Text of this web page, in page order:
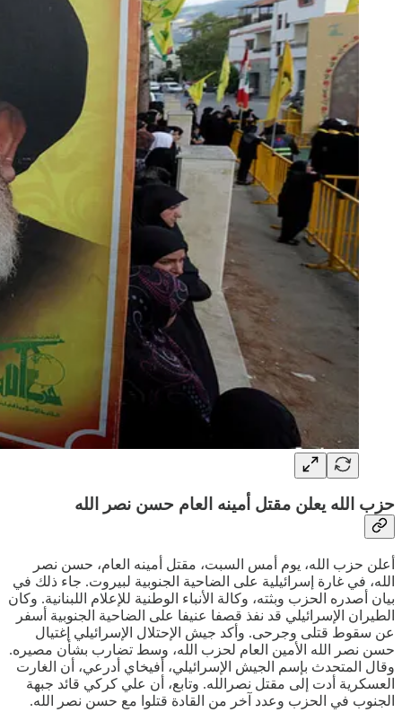
حزب الله يعلن مقتل أمينه العام حسن نصر الله
أعلن حزب الله، يوم أمس السبت، مقتل أمينه العام، حسن نصر
الله، في غارة إسرائيلية على الضاحية الجنوبية لبيروت. جاء ذلك في
بيان أصدره الحزب وبثته، وكالة الأنباء الوطنية للإعلام اللبنانية. وكان
الطيران الإسرائيلي قد نفذ قصفا عنيفا على الضاحية الجنوبية أسفر
عن سقوط قتلى وجرحى. وأكد جيش الإحتلال الإسرائيلي إغتيال
حسن نصر الله الأمين العام لحزب الله، وسط تضارب بشأن مصيره.
وقال المتحدث بإسم الجيش الإسرائيلي، أفيخاي أدرعي، أن الغارت
العسكرية أدت إلى مقتل نصرالله. وتابع، أن علي كركي قائد جبهة
الجنوب في الحزب وعدد آخر من القادة قتلوا مع حسن نصر الله.